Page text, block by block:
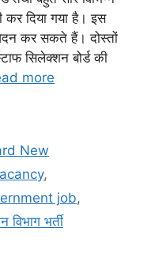
कर दिया गया है। इस
कर सकते हैं। दोस्तों
सिलेक्शन बोर्ड की
more
New
,
job,
विभाग भर्ती